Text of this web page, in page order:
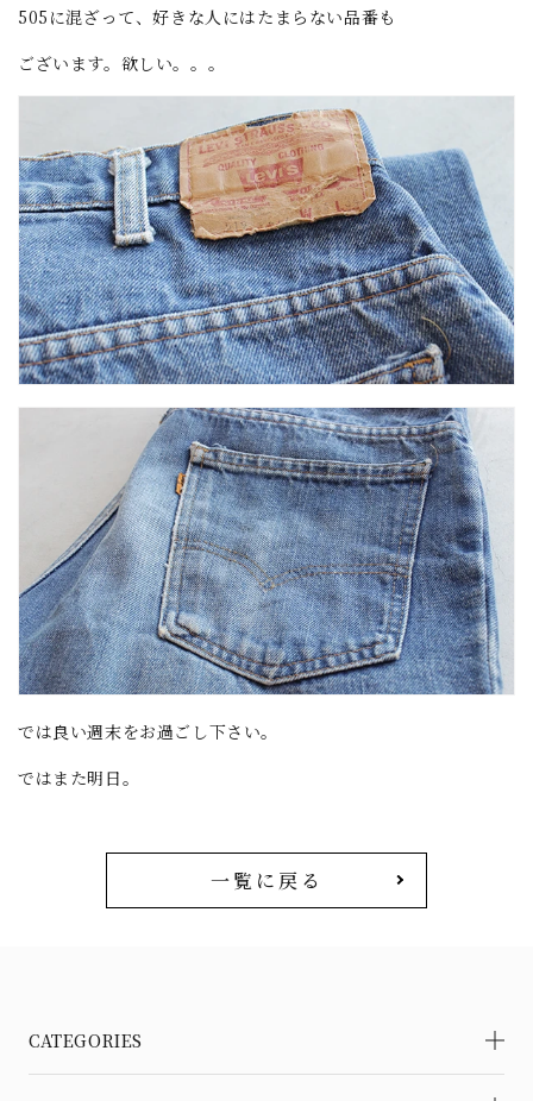
505に混ざって、好きな人にはたまらない品番も
ございます。欲しい。。。
では良い週末をお過ごし下さい。
ではまた明日。
一覧に戻る
CATEGORIES